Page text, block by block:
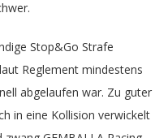
Stop&Go Strafe
Reglement mindestens
abgelaufen war. Zu guter
in eine Kollision verwickelt